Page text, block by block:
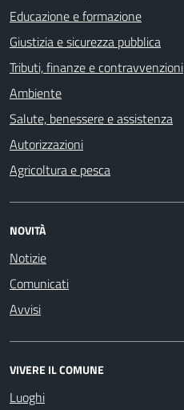
Educazione e formazione
Giustizia e sicurezza pubblica
Tributi, finanze e contravvenzioni
Ambiente
Salute, benessere e assistenza
Autorizzazioni
Agricoltura e pesca
NOVITÀ
Notizie
Comunicati
Avvisi
VIVERE IL COMUNE
Luoghi